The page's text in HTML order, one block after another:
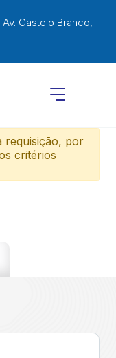
Av. Castelo Branco,
requisição, por
critérios